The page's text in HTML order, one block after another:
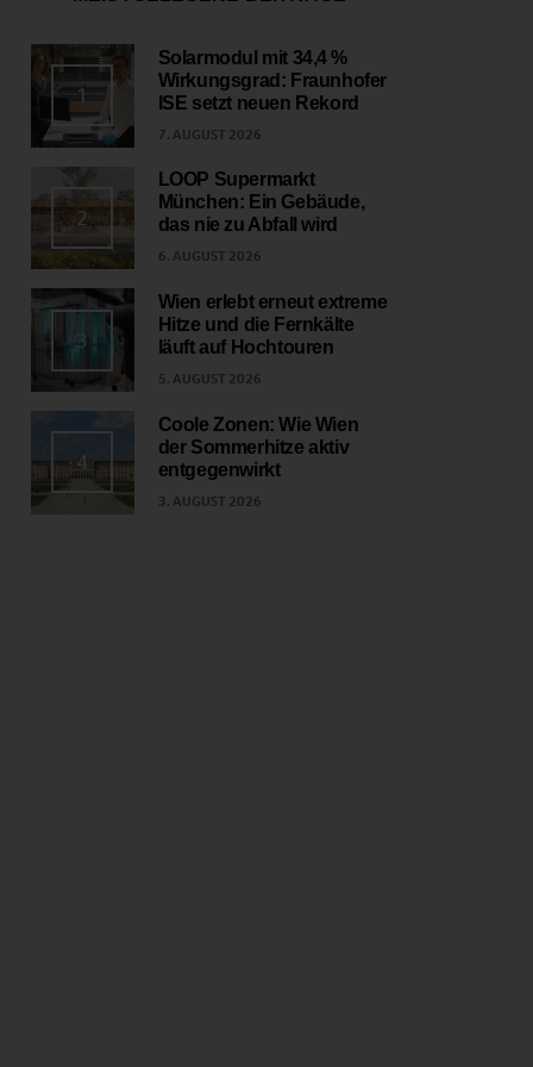
1
Solarmodul mit 34,4 %
Wirkungsgrad: Fraunhofer
ISE setzt neuen Rekord
7. AUGUST 2026
2
LOOP Supermarkt
München: Ein Gebäude,
das nie zu Abfall wird
6. AUGUST 2026
3
Wien erlebt erneut extreme
Hitze und die Fernkälte
läuft auf Hochtouren
5. AUGUST 2026
4
Coole Zonen: Wie Wien
der Sommerhitze aktiv
entgegenwirkt
3. AUGUST 2026